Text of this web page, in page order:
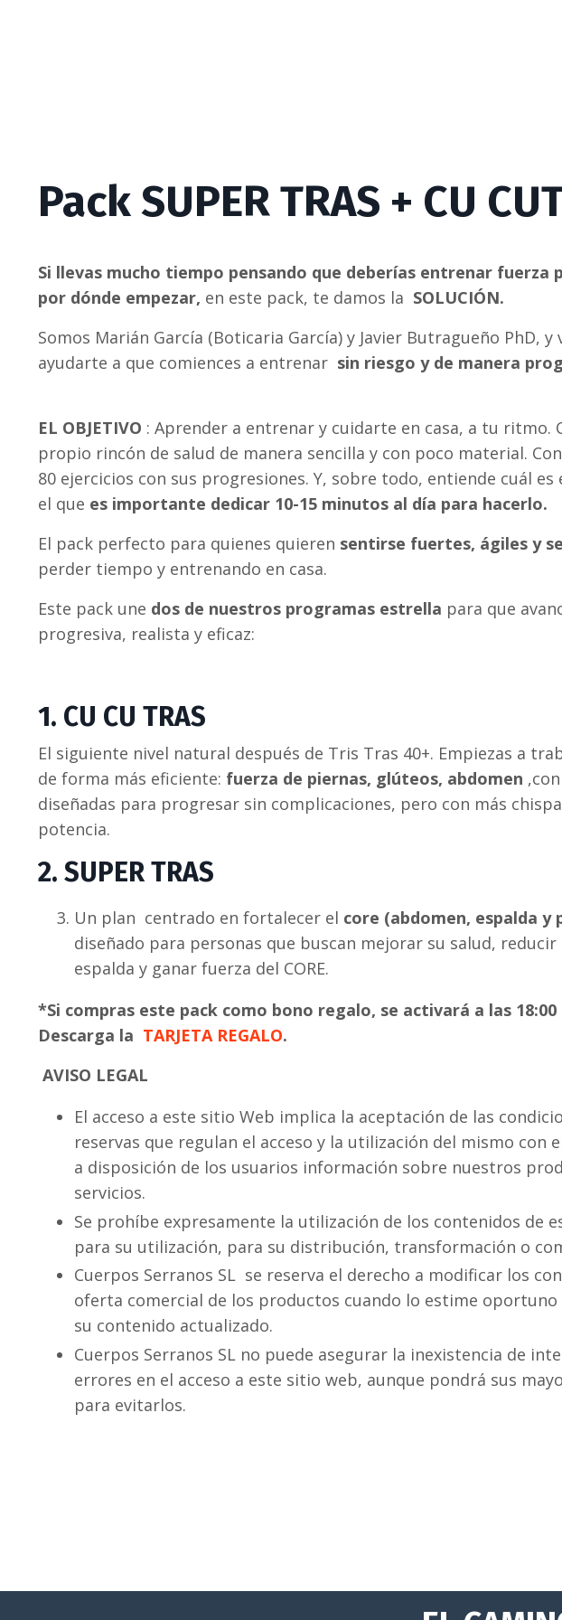
Pack SUPER TRAS + CU
Si llevas mucho tiempo pensando que deberías entrenar fuerza
por dónde empezar, en este pack, te damos la SOLUCIÓN.
Somos Marián García (Boticaria García) y Javier Butragueño PhD, y
ayudarte a que comiences a entrenar sin riesgo y de manera
EL OBJETIVO : Aprender a entrenar y cuidarte en casa, a tu ritmo.
propio rincón de salud de manera sencilla y con poco material.
80 ejercicios con sus progresiones. Y, sobre todo, entiende cuál
el que es importante dedicar 10-15 minutos al día para hacerlo.
El pack perfecto para quienes quieren sentirse fuertes, ágiles y
perder tiempo y entrenando en casa.
Este pack une dos de nuestros programas estrella para que
progresiva, realista y eficaz:
1. CU CU TRAS
El siguiente nivel natural después de Tris Tras 40+. Empiezas a
de forma más eficiente: fuerza de piernas, glúteos, abdomen
diseñadas para progresar sin complicaciones, pero con más
potencia.
2. SUPER TRAS
Un plan centrado en fortalecer el core (abdomen, espalda y
diseñado para personas que buscan mejorar su salud, reducir
espalda y ganar fuerza del CORE.
*Si compras este pack como bono regalo, se activará a las
Descarga la TARJETA REGALO.
AVISO LEGAL
El acceso a este sitio Web implica la aceptación de las
reservas que regulan el acceso y la utilización del mismo con
a disposición de los usuarios información sobre nuestros
servicios.
Se prohíbe expresamente la utilización de los contenidos de
para su utilización, para su distribución, transformación o
Cuerpos Serranos SL se reserva el derecho a modificar los
oferta comercial de los productos cuando lo estime oportuno
su contenido actualizado.
Cuerpos Serranos SL no puede asegurar la inexistencia de
errores en el acceso a este sitio web, aunque pondrá sus
para evitarlos.